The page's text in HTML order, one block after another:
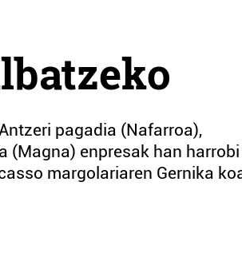
pagadia (Nafarroa),
(Magna) enpresak han
margolariaren Gernika